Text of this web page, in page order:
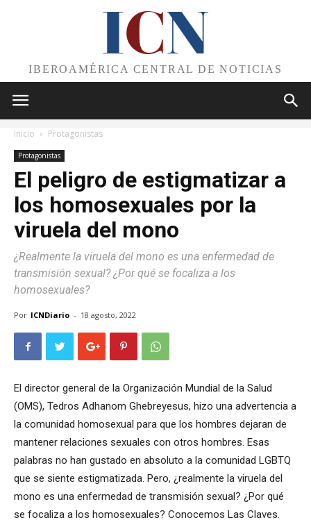
ICN
IBEROAMÉRICA CENTRAL DE NOTICIAS
Inicio Protagonistas
Protagonistas
El peligro de estigmatizar a
los homosexuales por la
viruela del mono
¿Realmente la viruela del mono es una enfermedad de
transmisión sexual? ¿Por qué se focaliza a los
homosexuales?
Por ICNDiario - 18 agosto, 2022
El director general de la Organización Mundial de la Salud
(OMS), Tedros Adhanom Ghebreyesus, hizo una advertencia a
la comunidad homosexual para que los hombres dejaran de
mantener relaciones sexuales con otros hombres. Esas
palabras no han gustado en absoluto a la comunidad LGBTQ
que se siente estigmatizada. Pero, ¿realmente la viruela del
mono es una enfermedad de transmisión sexual? ¿Por qué
se focaliza a los homosexuales? Conocemos Las Claves.